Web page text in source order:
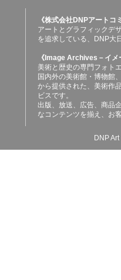
《株式会社DNPアート
アートとグラフィックデ
を追求している、DNP大
《Image Archives－イ
美術と歴史の専門フォト
国内外の美術館・博物館
から提供された、美術作
ビスです。
出版、放送、広告、商品
なコンテンツを揃え、お
DNP